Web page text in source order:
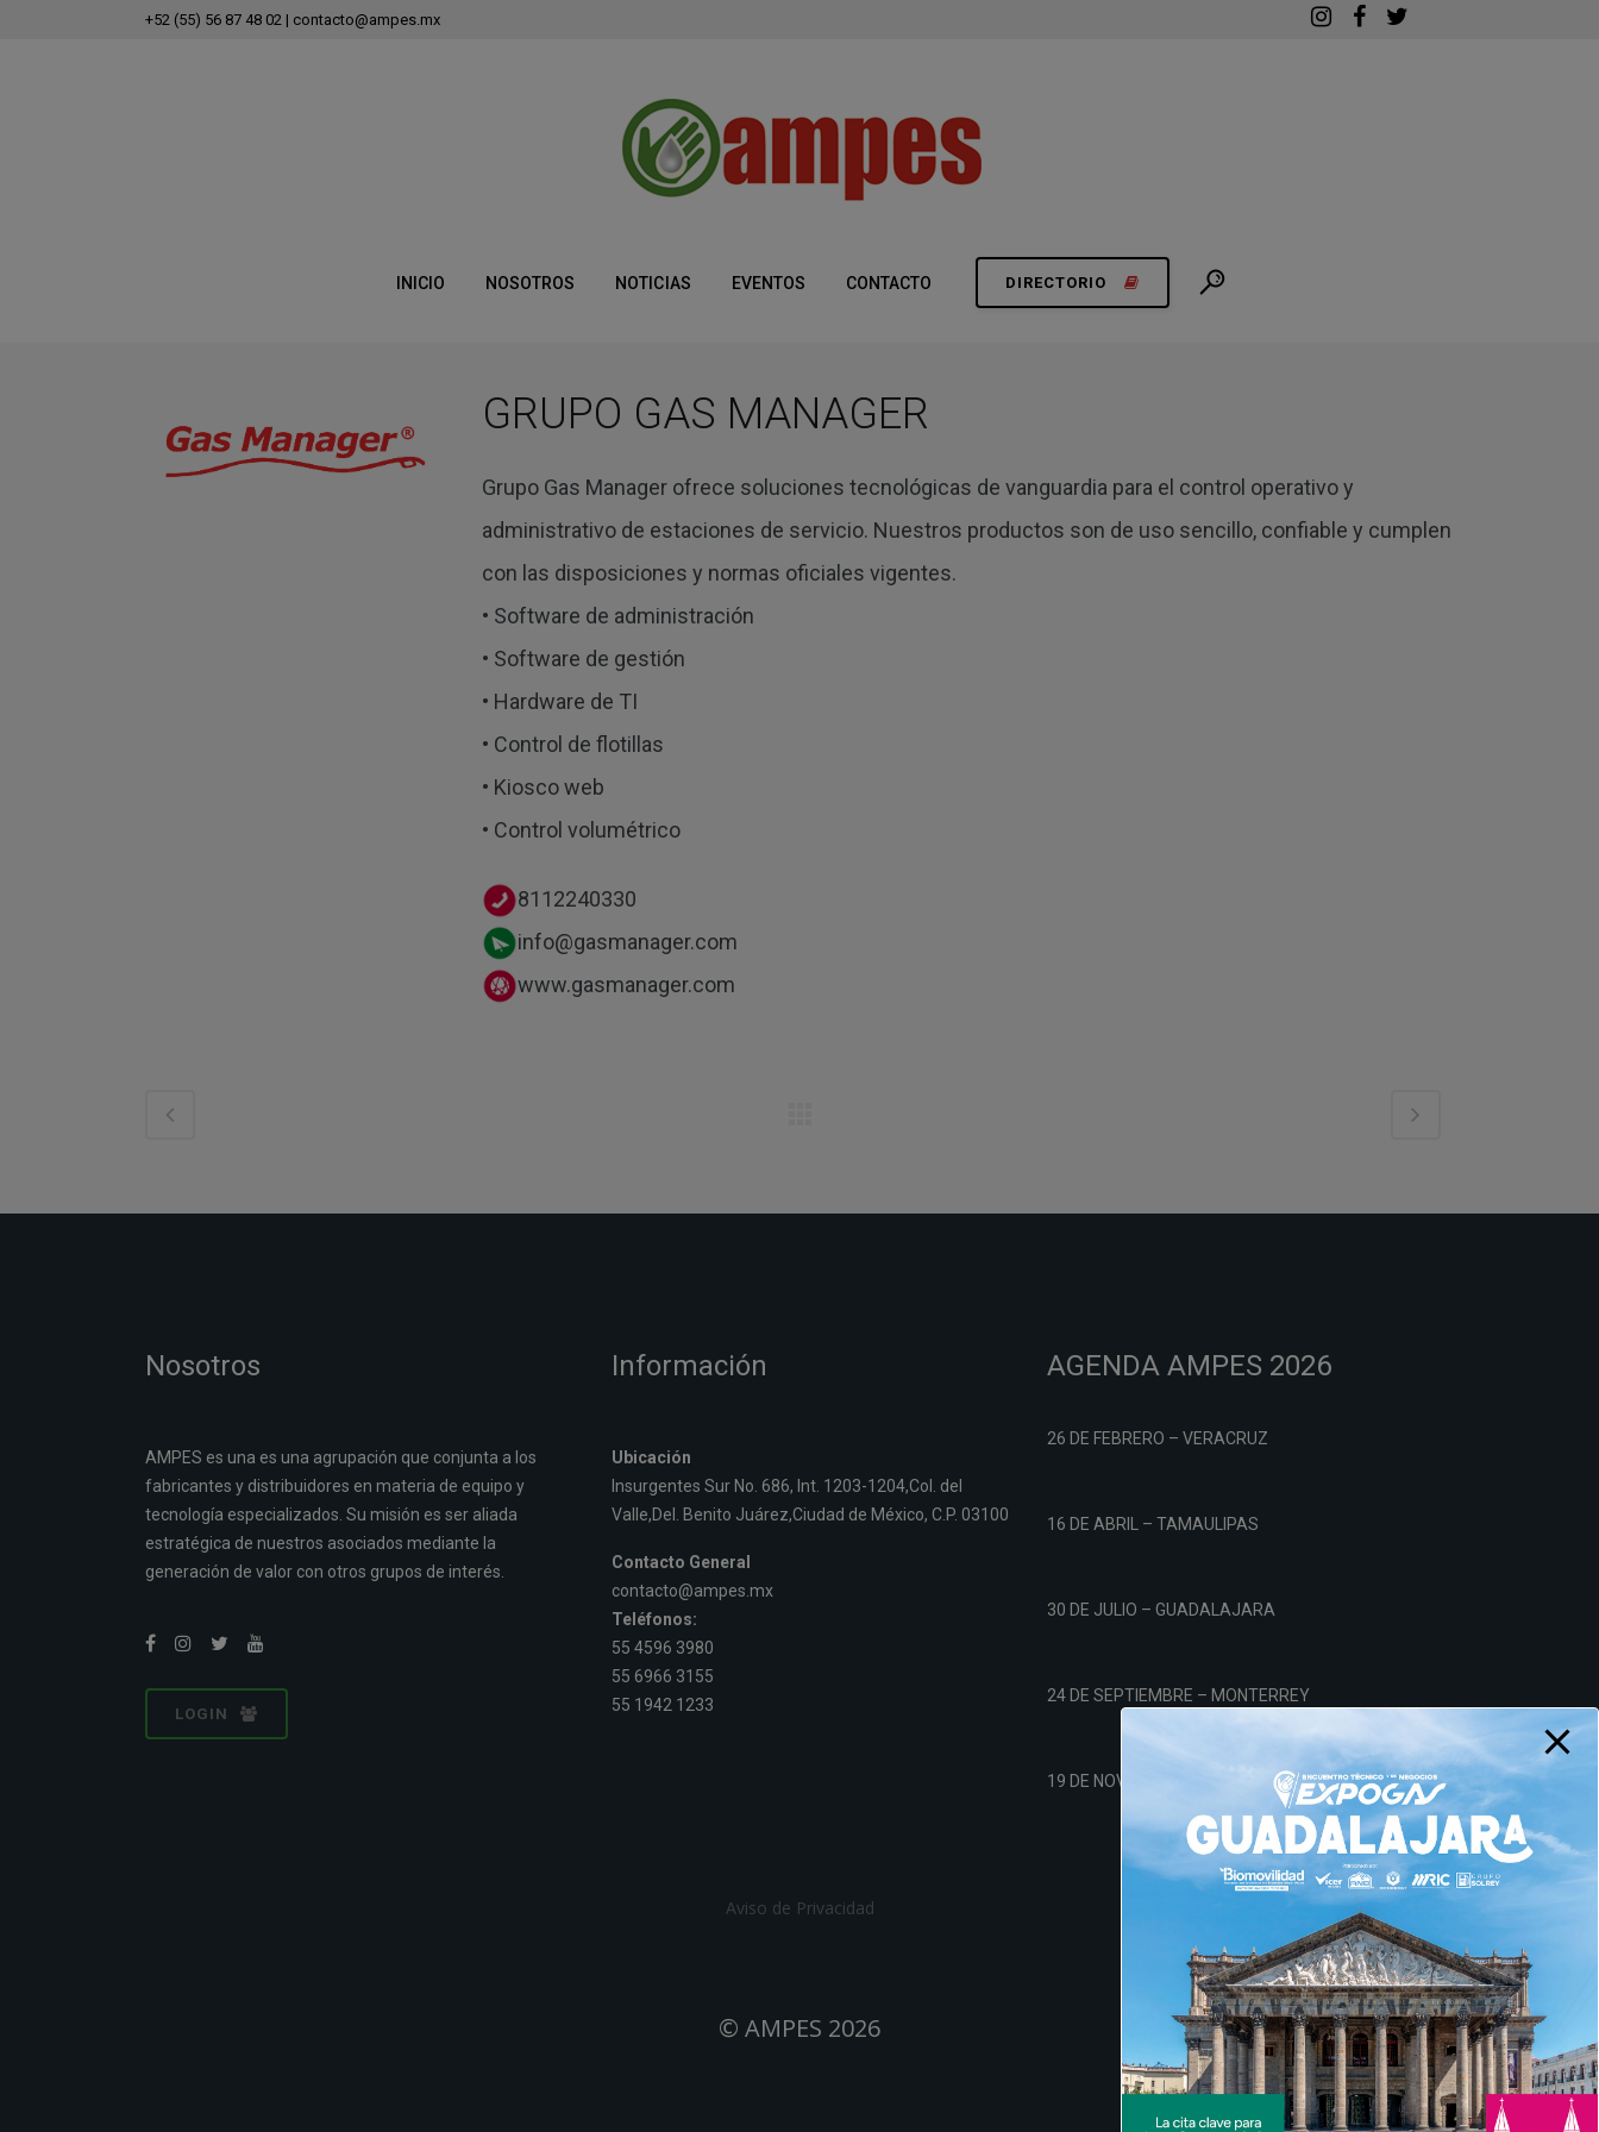
+52 (55) 56 87 48 02 | contacto@ampes.mx
INICIO NOSOTROS NOTICIAS EVENTOS CONTACTO DIRECTORIO
GRUPO GAS MANAGER
Grupo Gas Manager ofrece soluciones tecnológicas de vanguardia para el control operativo y
administrativo de estaciones de servicio. Nuestros productos son de uso sencillo, confiable y cumplen
con las disposiciones y normas oficiales vigentes.
• Software de administración
• Software de gestión
• Hardware de TI
• Control de flotillas
• Kiosco web
• Control volumétrico
8112240330
info@gasmanager.com
www.gasmanager.com
Nosotros
AMPES es una es una agrupación que conjunta a los
fabricantes y distribuidores en materia de equipo y
tecnología especializados. Su misión es ser aliada
estratégica de nuestros asociados mediante la
generación de valor con otros grupos de interés.
LOGIN
Información
Ubicación
Insurgentes Sur No. 686, Int. 1203-1204,Col. del
Valle,Del. Benito Juárez,Ciudad de México, C.P. 03100
Contacto General
contacto@ampes.mx
Teléfonos:
55 4596 3980
55 6966 3155
55 1942 1233
AGENDA AMPES 2026
26 DE FEBRERO – VERACRUZ
16 DE ABRIL – TAMAULIPAS
30 DE JULIO – GUADALAJARA
24 DE SEPTIEMBRE – MONTERREY
19 DE NOVIEMBRE – CDMX
Aviso de Privacidad
© AMPES 2026